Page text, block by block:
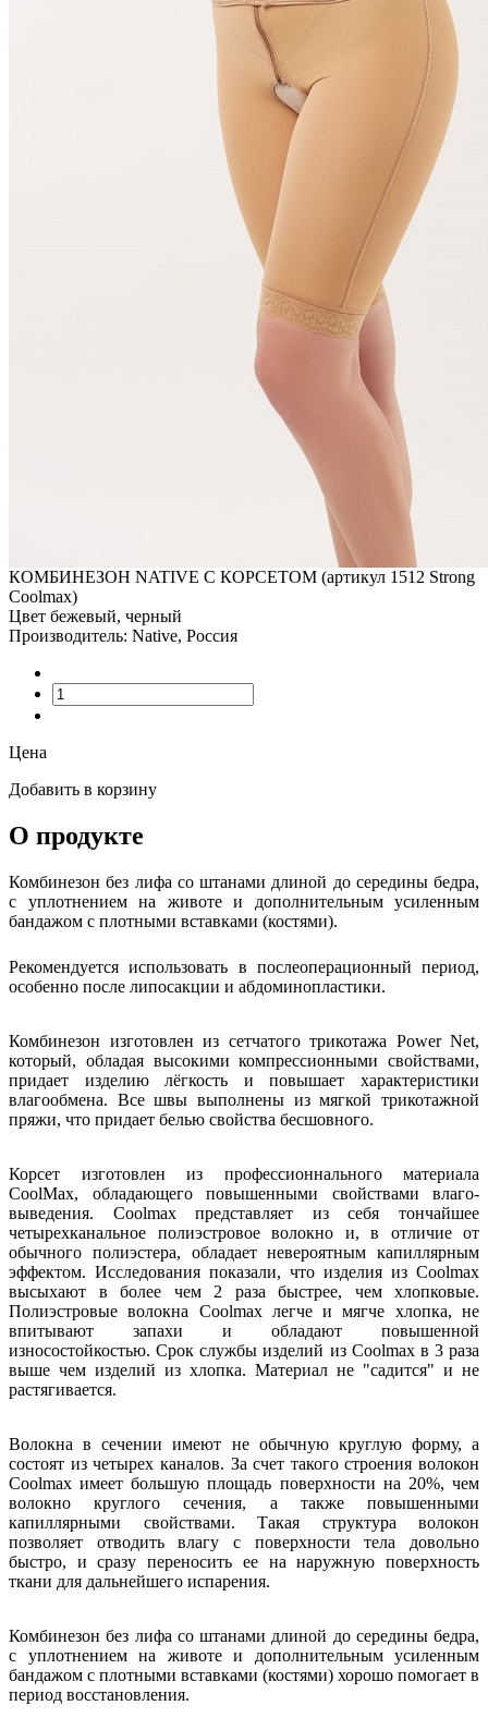
КОМБИНЕЗОН NATIVE С КОРСЕТОМ (артикул 1512 Strong
Coolmax)
Цвет бежевый, черный
Производитель: Native, Россия
Цена
Добавить в корзину
О продукте
Комбинезон без лифа со штанами длиной до середины бедра,
с уплотнением на животе и дополнительным усиленным
бандажом с плотными вставками (костями).
Рекомендуется использовать в послеоперационный период,
особенно после липосакции и абдоминопластики.
Комбинезон изготовлен из сетчатого трикотажа Power Net,
который, обладая высокими компрессионными свойствами,
придает изделию лёгкость и повышает характеристики
влагообмена. Все швы выполнены из мягкой трикотажной
пряжи, что придает белью свойства бесшовного.
Корсет изготовлен из профессионнального материала
CoolMax, обладающего повышенными свойствами влаго-
выведения. Coolmax представляет из себя тончайшее
четырехканальное полиэстровое волокно и, в отличие от
обычного полиэстера, обладает невероятным капиллярным
эффектом. Исследования показали, что изделия из Coolmax
высыхают в более чем 2 раза быстрее, чем хлопковые.
Полиэстровые волокна Coolmax легче и мягче хлопка, не
впитывают запахи и обладают повышенной
износостойкостью. Срок службы изделий из Coolmax в 3 раза
выше чем изделий из хлопка. Материал не "садится" и не
растягивается.
Волокна в сечении имеют не обычную круглую форму, а
состоят из четырех каналов. За счет такого строения волокон
Coolmax имеет большую площадь поверхности на 20%, чем
волокно круглого сечения, а также повышенными
капиллярными свойствами. Такая структура волокон
позволяет отводить влагу с поверхности тела довольно
быстро, и сразу переносить ее на наружную поверхность
ткани для дальнейшего испарения.
Комбинезон без лифа со штанами длиной до середины бедра,
с уплотнением на животе и дополнительным усиленным
бандажом с плотными вставками (костями) хорошо помогает в
период восстановления.